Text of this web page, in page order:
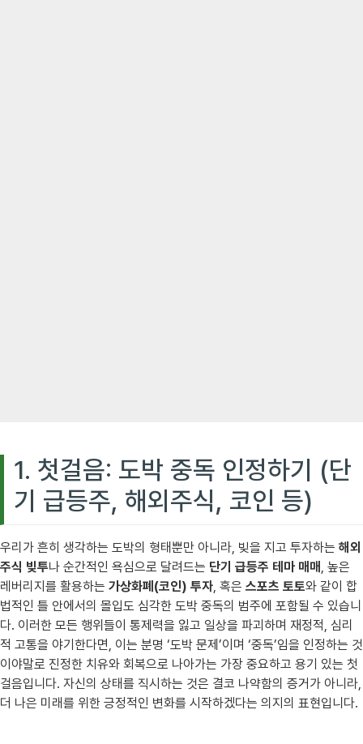
1. 첫걸음: 도박 중독 인정하기 (단
기 급등주, 해외주식, 코인 등)
우리가 흔히 생각하는 도박의 형태뿐만 아니라, 빚을 지고 투자하는 해외
주식 빚투나 순간적인 욕심으로 달려드는 단기 급등주 테마 매매 , 높은
레버리지를 활용하는 가상화폐(코인) 투자 , 혹은 스포츠 토토와 같이 합
법적인 틀 안에서의 몰입도 심각한 도박 중독의 범주에 포함될 수 있습니
다. 이러한 모든 행위들이 통제력을 잃고 일상을 파괴하며 재정적, 심리
적 고통을 야기한다면, 이는 분명 ‘도박 문제’이며 ‘중독’임을 인정하는 것
이야말로 진정한 치유와 회복으로 나아가는 가장 중요하고 용기 있는 첫
걸음입니다. 자신의 상태를 직시하는 것은 결코 나약함의 증거가 아니라,
더 나은 미래를 위한 긍정적인 변화를 시작하겠다는 의지의 표현입니다.